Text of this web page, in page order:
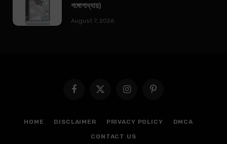
গঙ্গোপাধ্যায়)
August 7, 2026
Facebook
X
InstagramPinterest
HOME DISCLAIMER PRIVACY POLICY DMCA
CONTACT US